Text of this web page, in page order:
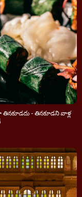
తినకూడదు - తినకూడని వాళ్ల